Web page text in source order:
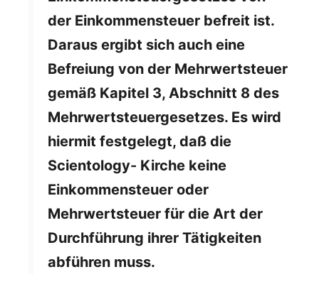
der Einkommensteuer befreit ist.
Daraus ergibt sich auch eine
Befreiung von der Mehrwertsteuer
gemäß Kapitel 3, Abschnitt 8 des
Mehrwertsteuergesetzes. Es wird
hiermit festgelegt, daß die
Scientology- Kirche keine
Einkommensteuer oder
Mehrwertsteuer für die Art der
Durchführung ihrer Tätigkeiten
abführen muss.